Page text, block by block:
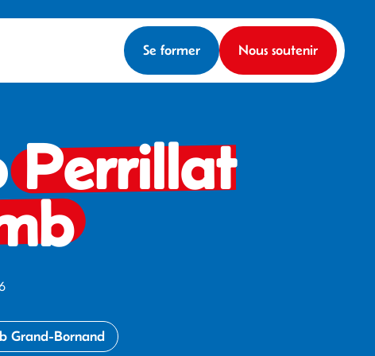
Se former Nous soutenir
Perrillat
Grand-Bornand